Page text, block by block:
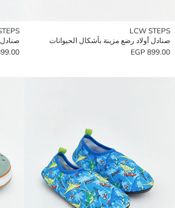
LCW STEPS
صنادل أولاد رضع مزينة بأشكال الحيوانات
899.00 EGP
EGP